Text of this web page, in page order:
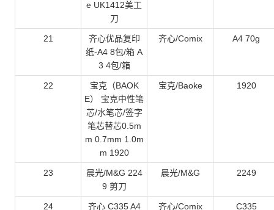
e UK1412美工
刀
21
齐心优品复印
纸-A4 8包/箱 A
3 4包/箱
齐心/Comix A4 70g
22
宝克（BAOK
E） 宝克中性笔
芯/水笔芯/签字
笔芯替芯0.5m
m 0.7mm 1.0m
m 1920
宝克/Baoke 1920
23
晨光/M&G 224
9 剪刀
晨光/M&G 2249
24 齐心 C335 A4 齐心/Comix C335